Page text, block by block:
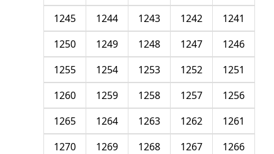
1241
1242
1243
1244
1245
1246
1247
1248
1249
1250
1251
1252
1253
1254
1255
1256
1257
1258
1259
1260
1261
1262
1263
1264
1265
1266
1267
1268
1269
1270